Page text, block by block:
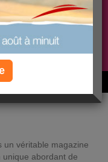
gratuit
à manger avec nous
un véritable magazine
abordant de